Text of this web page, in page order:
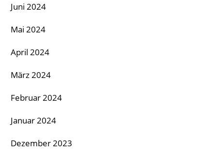
Juni 2024
Mai 2024
April 2024
März 2024
Februar 2024
Januar 2024
Dezember 2023